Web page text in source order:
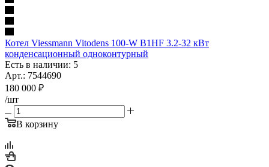
Котел Viessmann Vitodens 100-W B1HF 3.2-32 кВт
конденсационный одноконтурный
Есть в наличии: 5
Арт.: 7544690
180 000 ₽
/шт
В корзину